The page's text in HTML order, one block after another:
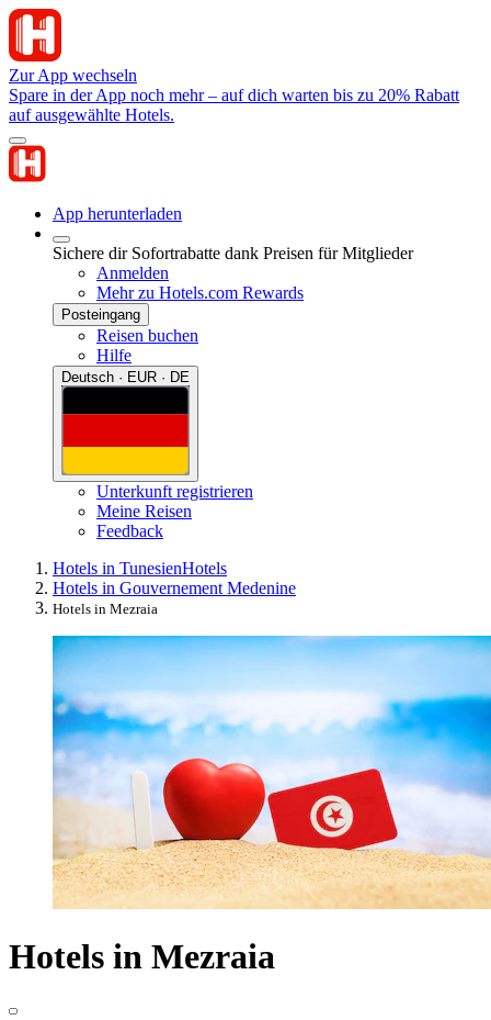
Zur App wechseln
Spare in der App noch mehr – auf dich warten bis zu 20% Rabatt
auf ausgewählte Hotels.
App herunterladen
Sichere dir Sofortrabatte dank Preisen für Mitglieder
Anmelden
Mehr zu Hotels.com Rewards
Posteingang
Reisen buchen
Hilfe
Deutsch · EUR · DE
Unterkunft registrieren
Meine Reisen
Feedback
Hotels in TunesienHotels
Hotels in Gouvernement Medenine
Hotels in Mezraia
Hotels in Mezraia